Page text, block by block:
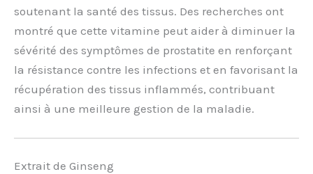
soutenant la santé des tissus. Des recherches ont
montré que cette vitamine peut aider à diminuer la
sévérité des symptômes de prostatite en renforçant
la résistance contre les infections et en favorisant la
récupération des tissus inflammés, contribuant
ainsi à une meilleure gestion de la maladie.
Extrait de Ginseng